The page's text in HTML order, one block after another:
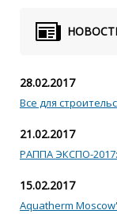
28.02.2017
Все для
21.02.2017
РАППА ЭКСПО-
15.02.2017
Aquatherm